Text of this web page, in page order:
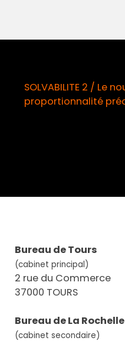
SOLVABILITE 2 / Le
proportionnalité
Bureau de Tours
(cabinet principal)
2 rue du Commerce
37000 TOURS
Bureau de La Rochelle
(cabinet secondaire)